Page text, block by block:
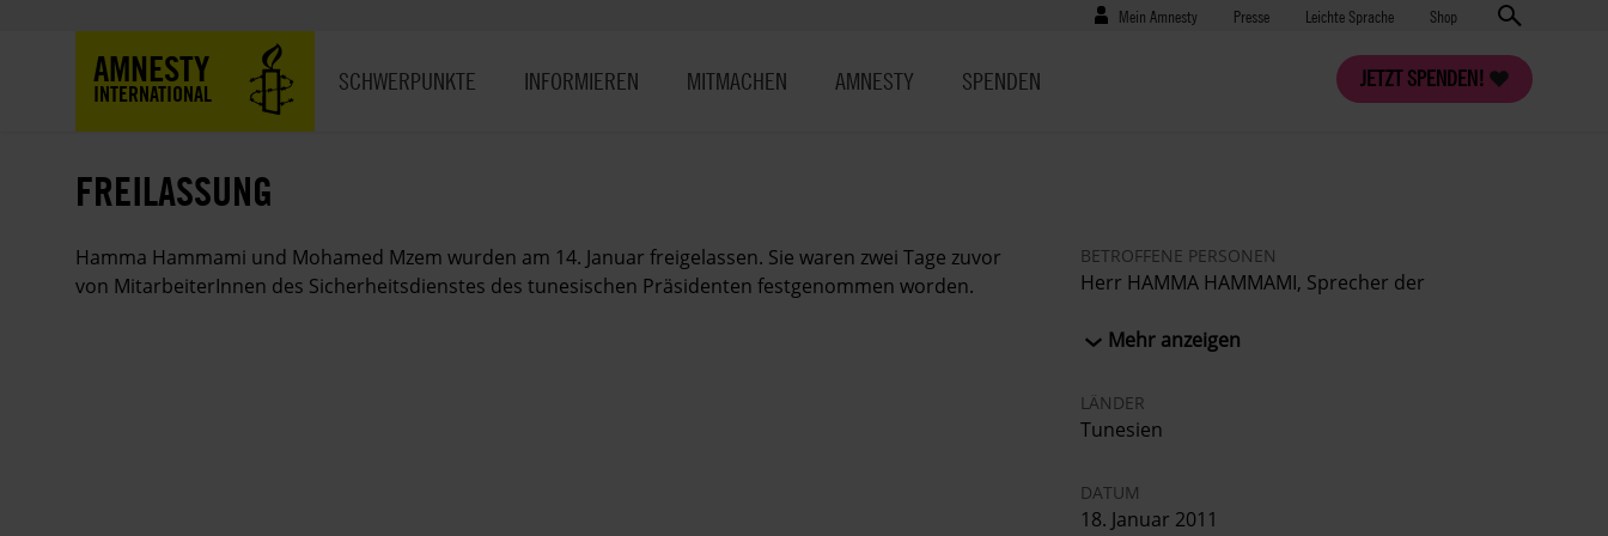
Benutzermenü
Mein Amnesty Presse
Presse Leichte Sprache Shop
AMNESTY
INTERNATIONAL
JETZT SPENDEN!
SCHWERPUNKTE INFORMIEREN MITMACHEN AMNESTY SPENDEN
FREILASSUNG
Hamma Hammami und Mohamed Mzem wurden am 14. Januar freigelassen. Sie waren zwei Tage zuvor
von MitarbeiterInnen des Sicherheitsdienstes des tunesischen Präsidenten festgenommen worden.
BETROFFENE PERSONEN
Herr HAMMA HAMMAMI, Sprecher der
Herr MOHAMED MZEM, Rechtsanwalt
Mehr anzeigen
LÄNDER
Tunesien
DATUM
18. Januar 2011